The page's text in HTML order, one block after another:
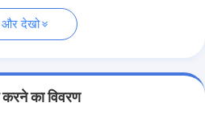
और देखो
करने का विवरण